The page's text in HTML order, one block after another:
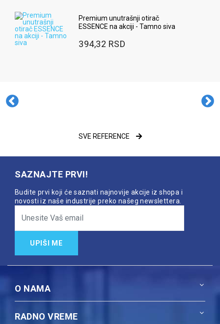
Premium unutrašnji otirač
ESSENCE na akciji - Tamno siva
394,32 RSD
SVE REFERENCE
SAZNAJTE PRVI!
Budite prvi koji će saznati najnovije akcije iz shopa i
novosti iz naše industrije preko našeg newslettera.
UPIŠI ME
O NAMA
RADNO VREME